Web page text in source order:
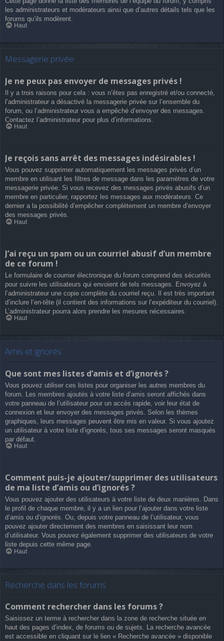
les administrateurs et modérateurs ainsi que d’autres détails tels que les
forums qu’ils modèrent.
Haut
Messagerie privée
Je ne peux pas envoyer de messages privés !
Il y a trois raisons pour cela : vous n’êtes pas enregistré et/ou connecté,
l’administrateur a désactivé la messagerie privée sur l’ensemble du
forum, ou l’administrateur vous a empêché d’envoyer des messages.
Contactez l’administrateur pour plus d’informations.
Haut
Je reçois sans arrêt des messages indésirables !
Vous pouvez supprimer automatiquement les messages privés d’un
membre en utilisant les filtres de message dans les paramètres de votre
messagerie privée. Si vous recevez des messages privés abusifs d’un
membre en particulier, rapportez les messages aux modérateurs. Ce
dernier a la possibilité d’empêcher complètement un membre d’envoyer
des messages privés.
Haut
J’ai reçu un spam ou un courriel abusif d’un membre
de ce forum !
Le formulaire de courrier électronique du forum comprend des sécurités
pour suivre les utilisateurs qui envoient de tels messages. Envoyez à
l’administrateur une copie complète du courriel reçu. Il est très important
d’inclure l’en-tête (il contient des informations sur l’expéditeur du courriel).
L’administrateur pourra alors prendre les mesures nécessaires.
Haut
Amis et ignorés
Que sont mes listes d’amis et d’ignorés ?
Vous pouvez utiliser ces listes pour organiser les autres membres du
forum. Les membres ajoutés à votre liste d’amis seront affichés dans
votre panneau de l’utilisateur pour un accès rapide, voir leur état de
connexion et leur envoyer des messages privés. Selon les thèmes
graphiques, leurs messages peuvent être mis en valeur. Si vous ajoutez
un utilisateur à votre liste d’ignorés, tous ses messages seront masqués
par défaut.
Haut
Comment puis-je ajouter/supprimer des utilisateurs
de ma liste d’amis ou d’ignorés ?
Vous pouvez ajouter des utilisateurs à votre liste de deux manières. Dans
le profil de chaque membre, il y a un lien pour l’ajouter dans votre liste
d’amis ou d’ignorés. Ou, depuis votre panneau de l’utilisateur, vous
pouvez ajouter directement des membres en saisissant leur nom
d’utilisateur. Vous pouvez également supprimer des utilisateurs de votre
liste depuis cette même page.
Haut
Recherche dans les forums
Comment rechercher dans les forums ?
Saisissez un terme à rechercher dans la zone de recherche située en
haut des pages d’index, de forums ou de sujets. La recherche avancée
est accessible en cliquant sur le lien « Recherche avancée » disponible